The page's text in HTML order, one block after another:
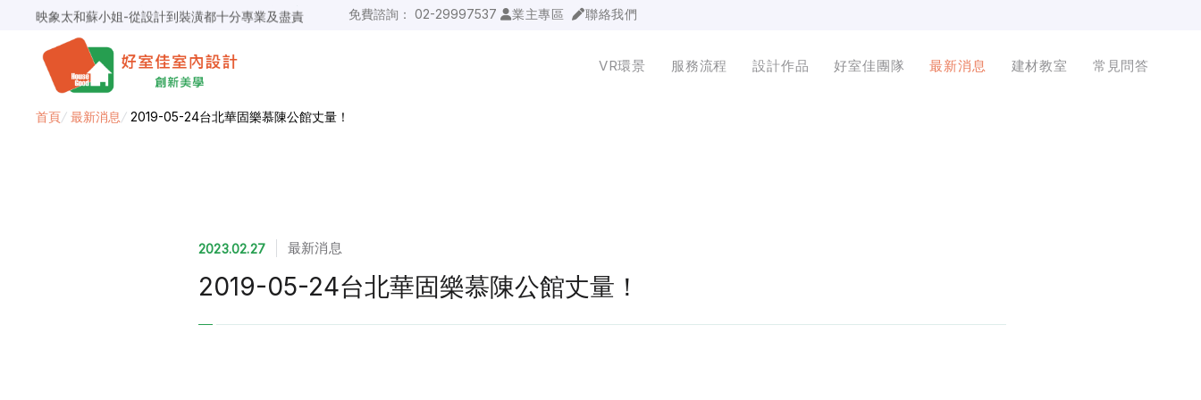
映象太和蘇小姐-從設計到裝潢都十分專業及盡責
超級F1歐小姐-設計跟材料的品質都很優質，建議實用
說明仔細流程順暢，注意施工上細節，施工團隊專業細心
毛胚屋裝修推薦，設計師與工務完美配合，效果非常滿意
春城越蔡先生-設計師溝通規劃完善，整體來說相當滿意
免費諮詢： 02-29997537 業主專區 聯絡我們
VR環景 服務流程 設計作品 好室佳團隊 最新消息 建材教室 常見問答
首頁/ 最新消息 / 2019-05-24台北華固樂慕陳公館丈量！
2023.02.27 最新消息
2019-05-24台北華固樂慕陳公館丈量！